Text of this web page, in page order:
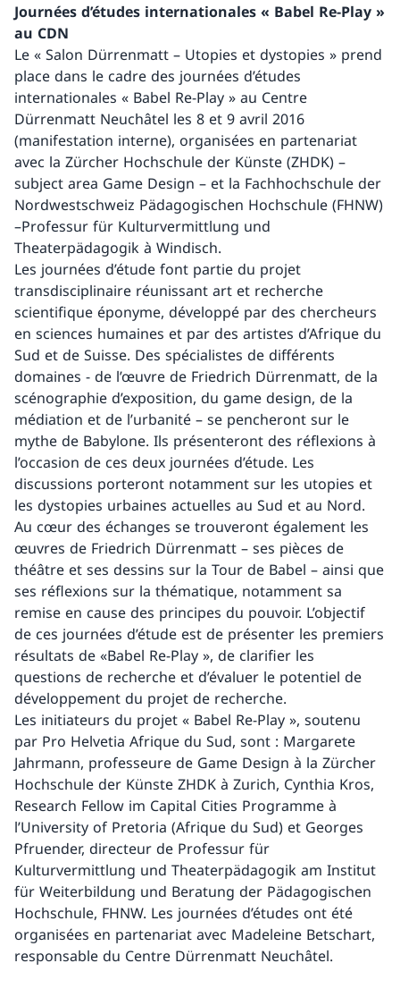
Journées d’études internationales « Babel Re-Play »
au CDN
Le « Salon Dürrenmatt – Utopies et dystopies » prend
place dans le cadre des journées d’études
internationales « Babel Re-Play » au Centre
Dürrenmatt Neuchâtel les 8 et 9 avril 2016
(manifestation interne), organisées en partenariat
avec la Zürcher Hochschule der Künste (ZHDK) –
subject area Game Design – et la Fachhochschule der
Nordwestschweiz Pädagogischen Hochschule (FHNW)
–Professur für Kulturvermittlung und
Theaterpädagogik à Windisch.
Les journées d’étude font partie du projet
transdisciplinaire réunissant art et recherche
scientifique éponyme, développé par des chercheurs
en sciences humaines et par des artistes d’Afrique du
Sud et de Suisse. Des spécialistes de différents
domaines - de l’œuvre de Friedrich Dürrenmatt, de la
scénographie d’exposition, du game design, de la
médiation et de l’urbanité – se pencheront sur le
mythe de Babylone. Ils présenteront des réflexions à
l’occasion de ces deux journées d’étude. Les
discussions porteront notamment sur les utopies et
les dystopies urbaines actuelles au Sud et au Nord.
Au cœur des échanges se trouveront également les
œuvres de Friedrich Dürrenmatt – ses pièces de
théâtre et ses dessins sur la Tour de Babel – ainsi que
ses réflexions sur la thématique, notamment sa
remise en cause des principes du pouvoir. L’objectif
de ces journées d’étude est de présenter les premiers
résultats de «Babel Re-Play », de clarifier les
questions de recherche et d’évaluer le potentiel de
développement du projet de recherche.
Les initiateurs du projet « Babel Re-Play », soutenu
par Pro Helvetia Afrique du Sud, sont : Margarete
Jahrmann, professeure de Game Design à la Zürcher
Hochschule der Künste ZHDK à Zurich, Cynthia Kros,
Research Fellow im Capital Cities Programme à
l’University of Pretoria (Afrique du Sud) et Georges
Pfruender, directeur de Professur für
Kulturvermittlung und Theaterpädagogik am Institut
für Weiterbildung und Beratung der Pädagogischen
Hochschule, FHNW. Les journées d’études ont été
organisées en partenariat avec Madeleine Betschart,
responsable du Centre Dürrenmatt Neuchâtel.